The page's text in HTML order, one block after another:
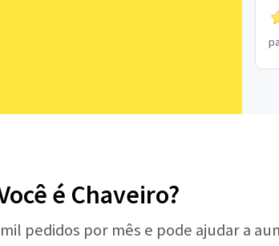
é Chaveiro?
pedidos por mês e pode ajudar a